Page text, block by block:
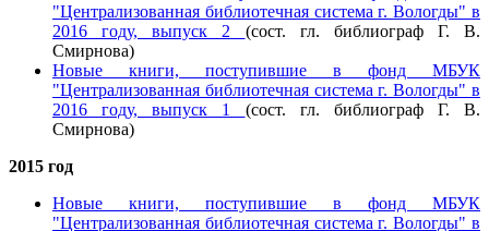
"Централизованная библиотечная система г. Вологды" в
2016 году, выпуск 2 (сост. гл. библиограф Г. В.
Смирнова)
Новые книги, поступившие в фонд МБУК
"Централизованная библиотечная система г. Вологды" в
2016 году, выпуск 1 (сост. гл. библиограф Г. В.
Смирнова)
2015 год
Новые книги, поступившие в фонд МБУК
"Централизованная библиотечная система г. Вологды" в